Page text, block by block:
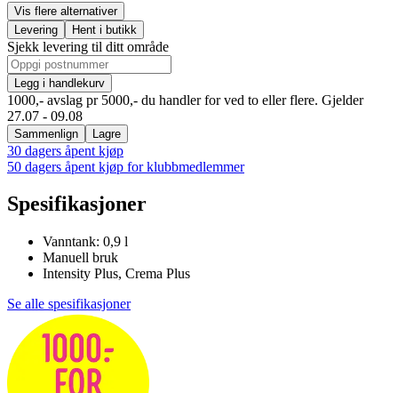
Vis flere alternativer
Levering
Hent i butikk
Sjekk levering til ditt område
Legg i handlekurv
1000,- avslag pr 5000,- du handler for ved to eller flere. Gjelder
27.07 - 09.08
Sammenlign Lagre
30 dagers åpent kjøp
50 dagers åpent kjøp for klubbmedlemmer
Spesifikasjoner
Vanntank: 0,9 l
Manuell bruk
Intensity Plus, Crema Plus
Se alle spesifikasjoner